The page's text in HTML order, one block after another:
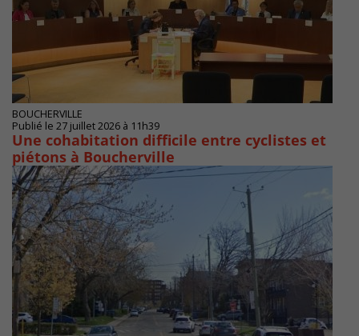
BOUCHERVILLE
Publié le 27 juillet 2026 à 11h39
Une cohabitation difficile entre cyclistes et
piétons à Boucherville